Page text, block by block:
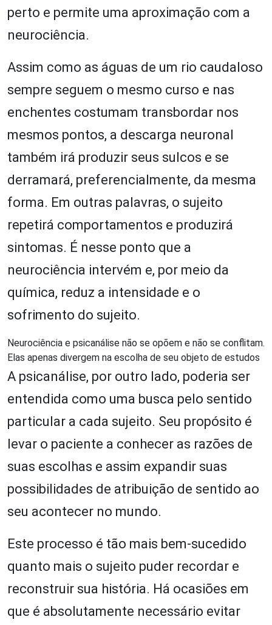
perto e permite uma aproximação com a
neurociência.
Assim como as águas de um rio caudaloso
sempre seguem o mesmo curso e nas
enchentes costumam transbordar nos
mesmos pontos, a descarga neuronal
também irá produzir seus sulcos e se
derramará, preferencialmente, da mesma
forma. Em outras palavras, o sujeito
repetirá comportamentos e produzirá
sintomas. É nesse ponto que a
neurociência intervém e, por meio da
química, reduz a intensidade e o
sofrimento do sujeito.
Neurociência e psicanálise não se opõem e não se conflitam.
Elas apenas divergem na escolha de seu objeto de estudos
A psicanálise, por outro lado, poderia ser
entendida como uma busca pelo sentido
particular a cada sujeito. Seu propósito é
levar o paciente a conhecer as razões de
suas escolhas e assim expandir suas
possibilidades de atribuição de sentido ao
seu acontecer no mundo.
Este processo é tão mais bem-sucedido
quanto mais o sujeito puder recordar e
reconstruir sua história. Há ocasiões em
que é absolutamente necessário evitar